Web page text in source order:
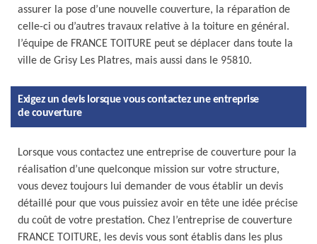
assurer la pose d’une nouvelle couverture, la réparation de
celle-ci ou d’autres travaux relative à la toiture en général.
l’équipe de FRANCE TOITURE peut se déplacer dans toute la
ville de Grisy Les Platres, mais aussi dans le 95810.
Exigez un devis lorsque vous contactez une entreprise
de couverture
Lorsque vous contactez une entreprise de couverture pour la
réalisation d’une quelconque mission sur votre structure,
vous devez toujours lui demander de vous établir un devis
détaillé pour que vous puissiez avoir en tête une idée précise
du coût de votre prestation. Chez l’entreprise de couverture
FRANCE TOITURE, les devis vous sont établis dans les plus